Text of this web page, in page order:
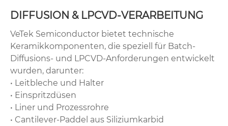
DIFFUSION & LPCVD-VERARBEITUNG
VeTek Semiconductor bietet technische
Keramikkomponenten, die speziell für Batch-
Diffusions- und LPCVD-Anforderungen entwickelt
wurden, darunter:
• Leitbleche und Halter
• Einspritzdüsen
• Liner und Prozessrohre
• Cantilever-Paddel aus Siliziumkarbid